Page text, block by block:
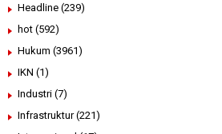
Headline (239)
hot (592)
Hukum (3961)
IKN (1)
Industri (7)
Infrastruktur (221)